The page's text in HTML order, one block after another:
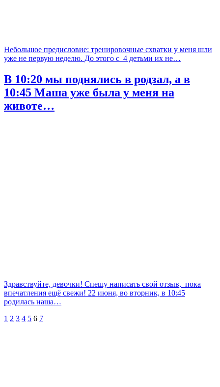
Небольшое предисловие: тренировочные схватки у меня шли
уже не первую неделю. До этого с 4 детьми их не…
В 10:20 мы поднялись в родзал, а в
10:45 Маша уже была у меня на
животе…
Здравствуйте, девочки! Спешу написать свой отзыв, пока
впечатления ещё свежи! 22 июня, во вторник, в 10:45
родилась наша…
1 2 3 4 5 6 7